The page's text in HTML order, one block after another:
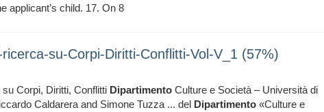
applicant’s child. 17. On 8
su-Corpi-Diritti-Conflitti-Vol-V_1 (57%)
Corpi, Diritti, Conflitti Dipartimento Culture e Società – Università di
Caldarera and Simone Tuzza ... del Dipartimento «Culture e